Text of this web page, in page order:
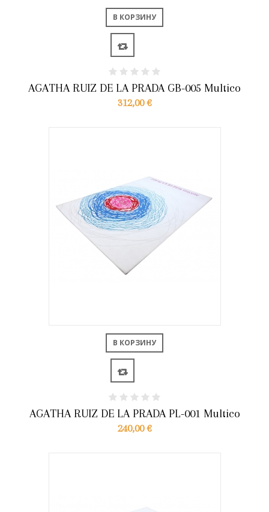
В КОРЗИНУ
AGATHA RUIZ DE LA PRADA GB-005 Multico
312,00 €
В КОРЗИНУ
AGATHA RUIZ DE LA PRADA PL-001 Multico
240,00 €